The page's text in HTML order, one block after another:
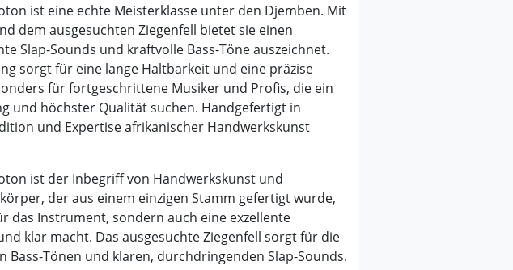
ist eine echte Meisterklasse unter den Djemben. Mit
dem ausgesuchten Ziegenfell bietet sie einen
Slap-Sounds und kraftvolle Bass-Töne auszeichnet.
sorgt für eine lange Haltbarkeit und eine präzise
für fortgeschrittene Musiker und Profis, die ein
und höchster Qualität suchen. Handgefertigt in
und Expertise afrikanischer Handwerkskunst
ist der Inbegriff von Handwerkskunst und
der aus einem einzigen Stamm gefertigt wurde,
das Instrument, sondern auch eine exzellente
klar macht. Das ausgesuchte Ziegenfell sorgt für die
Bass-Tönen und klaren, durchdringenden Slap-Sounds.